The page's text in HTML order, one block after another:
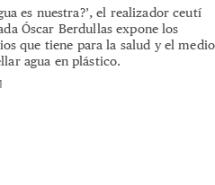
es nuestra?’, el realizador ceutí
Óscar Berdullas expone los
que tiene para la salud y el medio
agua en plástico.